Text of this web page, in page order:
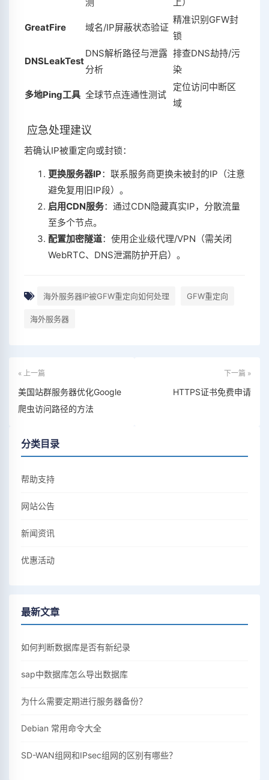
GreatFire 域名/IP屏蔽状态验证
精准识别GFW封
锁
DNSLeakTest
DNS解析路径与泄露
分析
排查DNS劫持/污
染
多地Ping工具 全球节点连通性测试
定位访问中断区
域
应急处理建议
若确认IP被重定向或封锁：
更换服务器IP‌：联系服务商更换未被封的IP（注意
避免复用旧IP段）。
启用CDN服务‌：通过CDN隐藏真实IP，分散流量
至多个节点。
配置加密隧道‌：使用企业级代理/VPN（需关闭
WebRTC、DNS泄漏防护开启）。
海外服务器IP被GFW重定向如何处理 GFW重定向
海外服务器
« 上一篇
美国站群服务器优化Google
爬虫访问路径的方法
下一篇 »
HTTPS证书免费申请
分类目录
帮助支持
网站公告
新闻资讯
优惠活动
最新文章
如何判断数据库是否有新纪录
sap中数据库怎么导出数据库
为什么需要定期进行服务器备份？
Debian 常用命令大全
SD-WAN组网和IPsec组网的区别有哪些？